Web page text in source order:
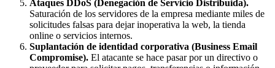
Ataques DDoS (Denegación de Servicio Distribuida).
Saturación de los servidores de la empresa mediante miles de
solicitudes falsas para dejar inoperativa la web, la tienda
online o servicios internos.
Suplantación de identidad corporativa (Business Email
Compromise). El atacante se hace pasar por un directivo o